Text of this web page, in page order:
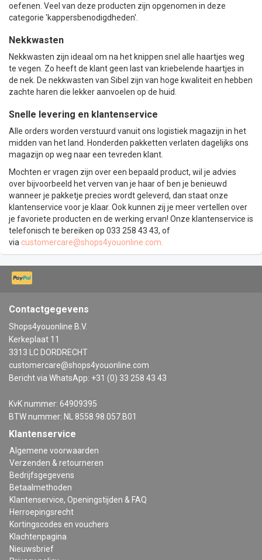
oefenen. Veel van deze producten zijn opgenomen in deze
categorie 'kappersbenodigdheden'.
Nekkwasten
Nekkwasten zijn ideaal om na het knippen snel alle haartjes weg
te vegen. Zo heeft de klant geen last van kriebelende haartjes in
de nek. De nekkwasten van Sibel zijn van hoge kwaliteit en hebben
zachte haren die lekker aanvoelen op de huid.
Snelle levering en klantenservice
Alle orders worden verstuurd vanuit ons logistiek magazijn in het
midden van het land. Honderden pakketten verlaten dagelijks ons
magazijn op weg naar een tevreden klant.
Mochten er vragen zijn over een bepaald product, wil je advies
over bijvoorbeeld het verven van je haar of ben je benieuwd
wanneer je pakketje precies wordt geleverd, dan staat onze
klantenservice voor je klaar. Ook kunnen zij je meer vertellen over
je favoriete producten en de werking ervan! Onze klantenservice is
telefonisch te bereiken op 033 258 43 43, of
via customercare@shops4youonline.com
Contactgegevens
Shops4youonline B.V.
Kerkeplaat 11
3313 LC DORDRECHT
customercare@shops4youonline.com
Bericht via WhatsApp: +31 (0) 33 258 43 43
KvK nummer: 64909395
BTW nummer: NL 8558.98.057.B01
Klantenservice
Algemene voorwaarden
Verzenden & retourneren
Bedrijfsgegevens
Betaalmethoden
Klantenservice, Openingstijden & FAQ
Herroepingsrecht
Kortingscodes en vouchers
Klachtenpagina
Nieuwsbrief